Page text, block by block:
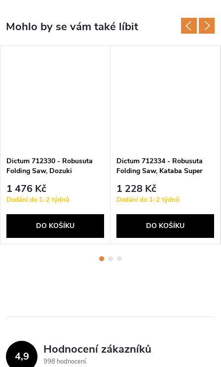
Dictum 712330 - Robusuta
Folding Saw, Dozuki
1 476 Kč
Dodání do 1-2 týdnů
DO KOŠÍKU
Dictum 712334 - Robusuta
Folding Saw, Kataba Super
1 228 Kč
Dodání do 1-2 týdnů
DO KOŠÍKU
4,9 Hodnocení zákazníků
998 hodnocení